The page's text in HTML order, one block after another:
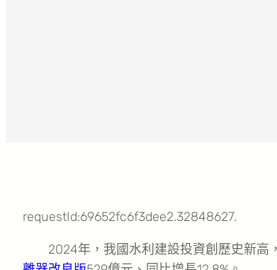
requestId:69652fc6f3dee2.32848627.
2024年，我國水利建設投資創歷史新高